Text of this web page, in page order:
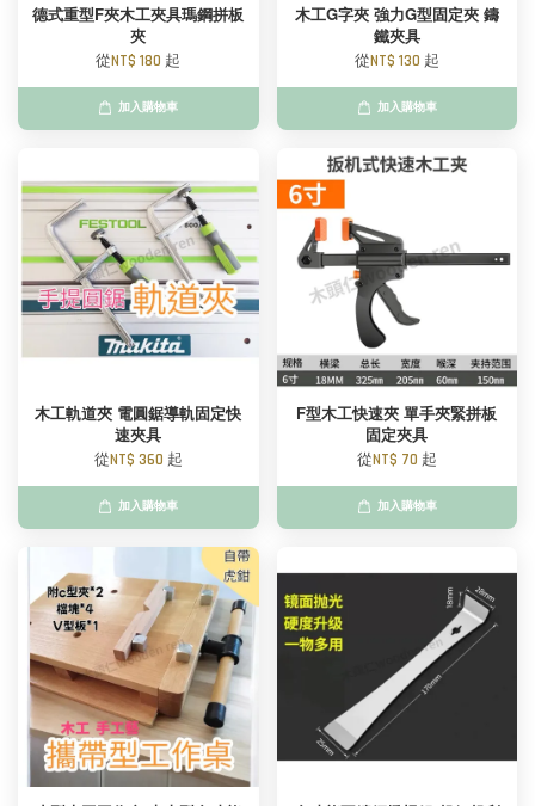
德式重型F夾木工夾具瑪鋼拼板
夾
從NT$ 180 起
加入購物車
木工G字夾 強力G型固定夾 鑄
鐵夾具
從NT$ 130 起
加入購物車
木工軌道夾 電圓鋸導軌固定快
速夾具
從NT$ 360 起
加入購物車
F型木工快速夾 單手夾緊拼板
固定夾具
從NT$ 70 起
加入購物車